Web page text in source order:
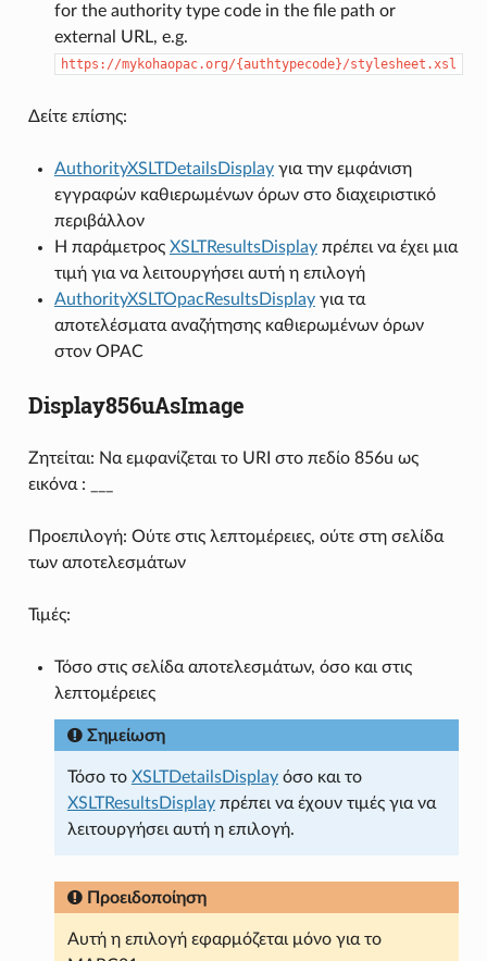
for the authority type code in the file path or
external URL, e.g.
https://mykohaopac.org/{authtypecode}/stylesheet.xsl
Δείτε επίσης:
AuthorityXSLTDetailsDisplayγια την εμφάνιση
εγγραφών καθιερωμένων όρων στο διαχειριστικό
περιβάλλον
Η παράμετρος XSLTResultsDisplayπρέπει να έχει μια
τιμή για να λειτουργήσει αυτή η επιλογή
AuthorityXSLTOpacResultsDisplayγια τα
αποτελέσματα αναζήτησης καθιερωμένων όρων
στον OPAC
Display856uAsImage
Ζητείται: Να εμφανίζεται το URI στο πεδίο 856u ως
εικόνα : ___
Προεπιλογή: Ούτε στις λεπτομέρειες, ούτε στη σελίδα
των αποτελεσμάτων
Τιμές:
Τόσο στις σελίδα αποτελεσμάτων, όσο και στις
λεπτομέρειες
Σημείωση
Τόσο το XSLTDetailsDisplayόσο και το
XSLTResultsDisplayπρέπει να έχουν τιμές για να
λειτουργήσει αυτή η επιλογή.
Προειδοποίηση
Αυτή η επιλογή εφαρμόζεται μόνο για το